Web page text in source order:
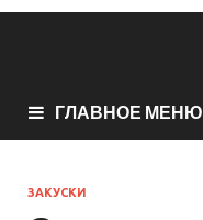
ГЛАВНОЕ МЕНЮ
ЗАКУСКИ